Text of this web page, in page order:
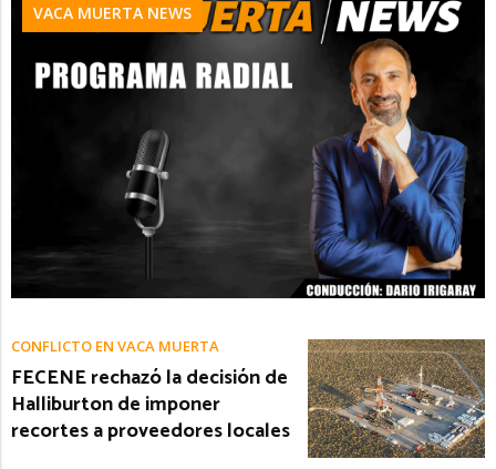
VACA MUERTA NEWS
CONFLICTO EN VACA MUERTA
FECENE rechazó la decisión de
Halliburton de imponer
recortes a proveedores locales